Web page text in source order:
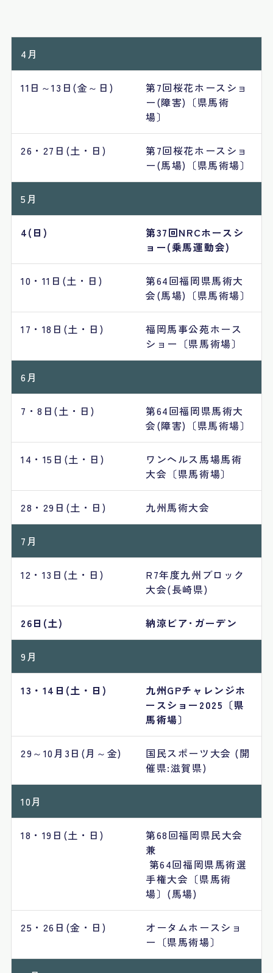
4月
11日～13日(金～日) 第7回桜花ホースショ
ー(障害)〔県馬術
場〕
26・27日(土・日)
第7回桜花ホースショ
ー(馬場)〔県馬術場〕
5月
4(日) 第37回NRCホースシ
ョー(乗馬運動会)
10・11日(土・日)
第64回福岡県馬術大
会(馬場)〔県馬術場〕
17・18日(土・日)
福岡馬事公苑ホース
ショー〔県馬術場〕
6月
7・8日(土・日)
第64回福岡県馬術大
会(障害)〔県馬術場〕
14・15日(土・日) ワンヘルス馬場馬術
大会〔県馬術場〕
28・29日(土・日) 九州馬術大会
7月
12・13日(土・日) R7年度九州ブロック
大会(長崎県)
26日(土) 納涼ビア･ガーデン
9月
13・14日(土・日)
九州GPチャレンジホ
ースショー2025〔県
馬術場〕
29～10月3日(月～金) 国民スポーツ大会 (開
催県:滋賀県)
10月
18・19日(土・日) 第68回福岡県民大会
兼
​​​​​​​ 第64回福岡県馬術選
手権大会〔県馬術
場〕(馬場)
25・26日(金・日) オータムホースショ
ー〔県馬術場〕